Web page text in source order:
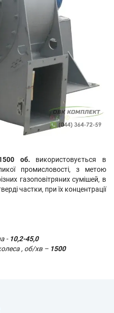
об. використовується в
промисловості, з метою
газоповітряних сумішей, в
частки, при їх концентрації
- 10,2-45,0
, об/хв – 1500